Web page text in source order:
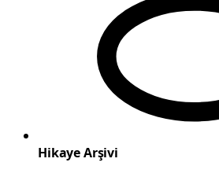
Hikaye Arşivi